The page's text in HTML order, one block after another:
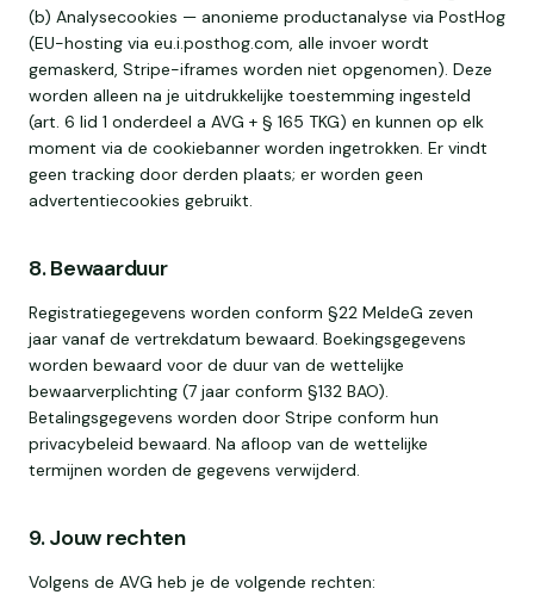
(b) Analysecookies — anonieme productanalyse via PostHog
(EU-hosting via eu.i.posthog.com, alle invoer wordt
gemaskerd, Stripe-iframes worden niet opgenomen). Deze
worden alleen na je uitdrukkelijke toestemming ingesteld
(art. 6 lid 1 onderdeel a AVG + § 165 TKG) en kunnen op elk
moment via de cookiebanner worden ingetrokken. Er vindt
geen tracking door derden plaats; er worden geen
advertentiecookies gebruikt.
8. Bewaarduur
Registratiegegevens worden conform §22 MeldeG zeven
jaar vanaf de vertrekdatum bewaard. Boekingsgegevens
worden bewaard voor de duur van de wettelijke
bewaarverplichting (7 jaar conform §132 BAO).
Betalingsgegevens worden door Stripe conform hun
privacybeleid bewaard. Na afloop van de wettelijke
termijnen worden de gegevens verwijderd.
9. Jouw rechten
Volgens de AVG heb je de volgende rechten: